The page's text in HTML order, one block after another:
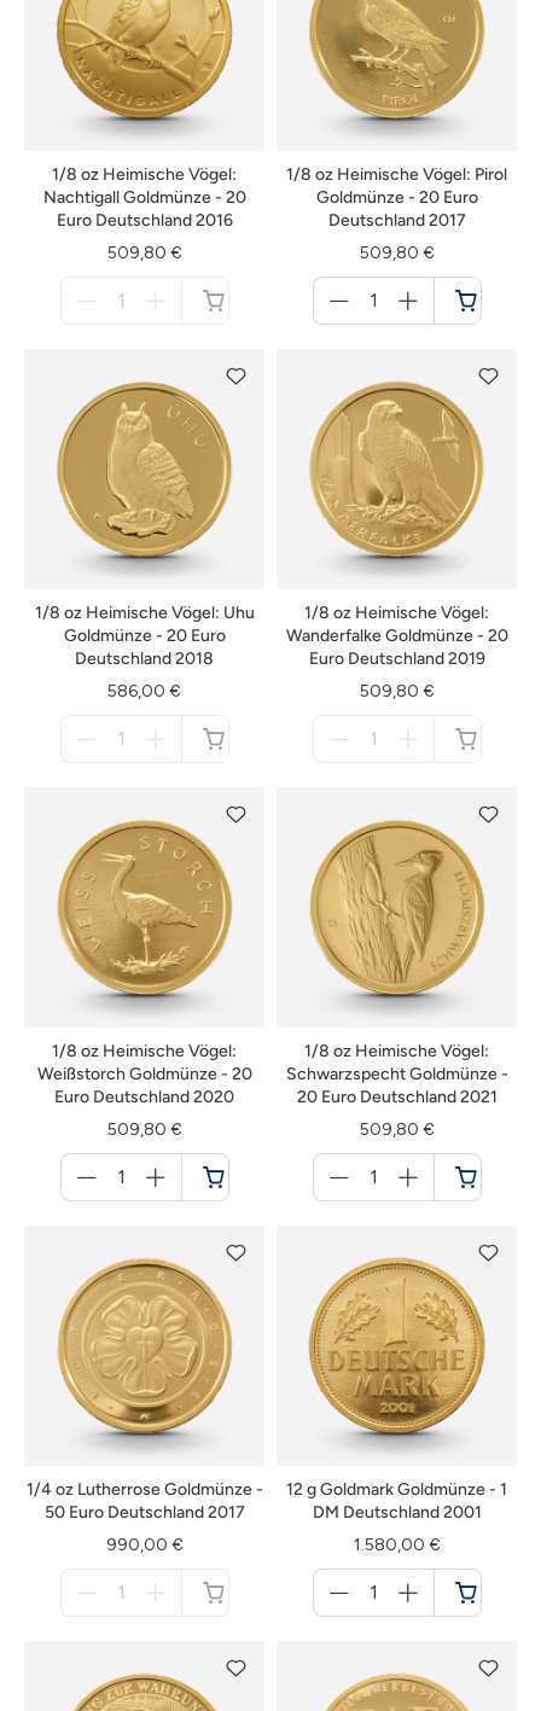
1/8 oz Heimische Vögel:
Nachtigall Goldmünze - 20
Euro Deutschland 2016
509,80 €
1/8 oz Heimische Vögel: Pirol
Goldmünze - 20 Euro
Deutschland 2017
509,80 €
für
Warenkorb
1/8 oz Heimische Vögel: Uhu
Goldmünze - 20 Euro
Deutschland 2018
586,00 €
1/8 oz Heimische Vögel:
Wanderfalke Goldmünze - 20
Euro Deutschland 2019
509,80 €
1/8 oz Heimische Vögel:
Weißstorch Goldmünze - 20
Euro Deutschland 2020
509,80 €
für
Warenkorb
1/8 oz Heimische Vögel:
Schwarzspecht Goldmünze -
20 Euro Deutschland 2021
509,80 €
für
Warenkorb
1/4 oz Lutherrose Goldmünze -
50 Euro Deutschland 2017
990,00 €
12 g Goldmark Goldmünze - 1
DM Deutschland 2001
1.580,00 €
für
Warenkorb